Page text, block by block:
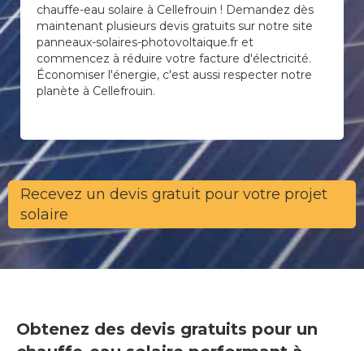
chauffe-eau solaire à Cellefrouin ! Demandez dès
maintenant plusieurs devis gratuits sur notre site
panneaux-solaires-photovoltaique.fr et
commencez à réduire votre facture d'électricité.
Économiser l'énergie, c'est aussi respecter notre
planète à Cellefrouin.
Recevez un devis gratuit pour votre projet
solaire
Obtenez des devis gratuits pour un